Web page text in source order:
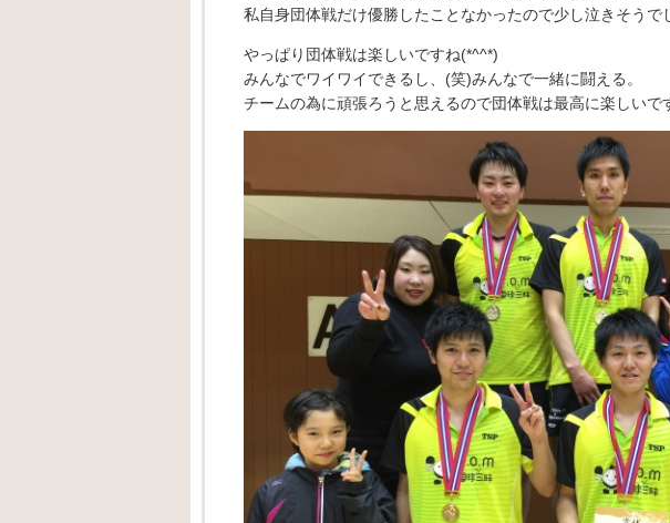
私自身団体戦だけ優勝したことなかったので少し泣きそうで
やっぱり団体戦は楽しいですね(*^^*)
みんなでワイワイできるし、(笑)みんなで一緒に闘える。
チームの為に頑張ろうと思えるので団体戦は最高に楽しいで